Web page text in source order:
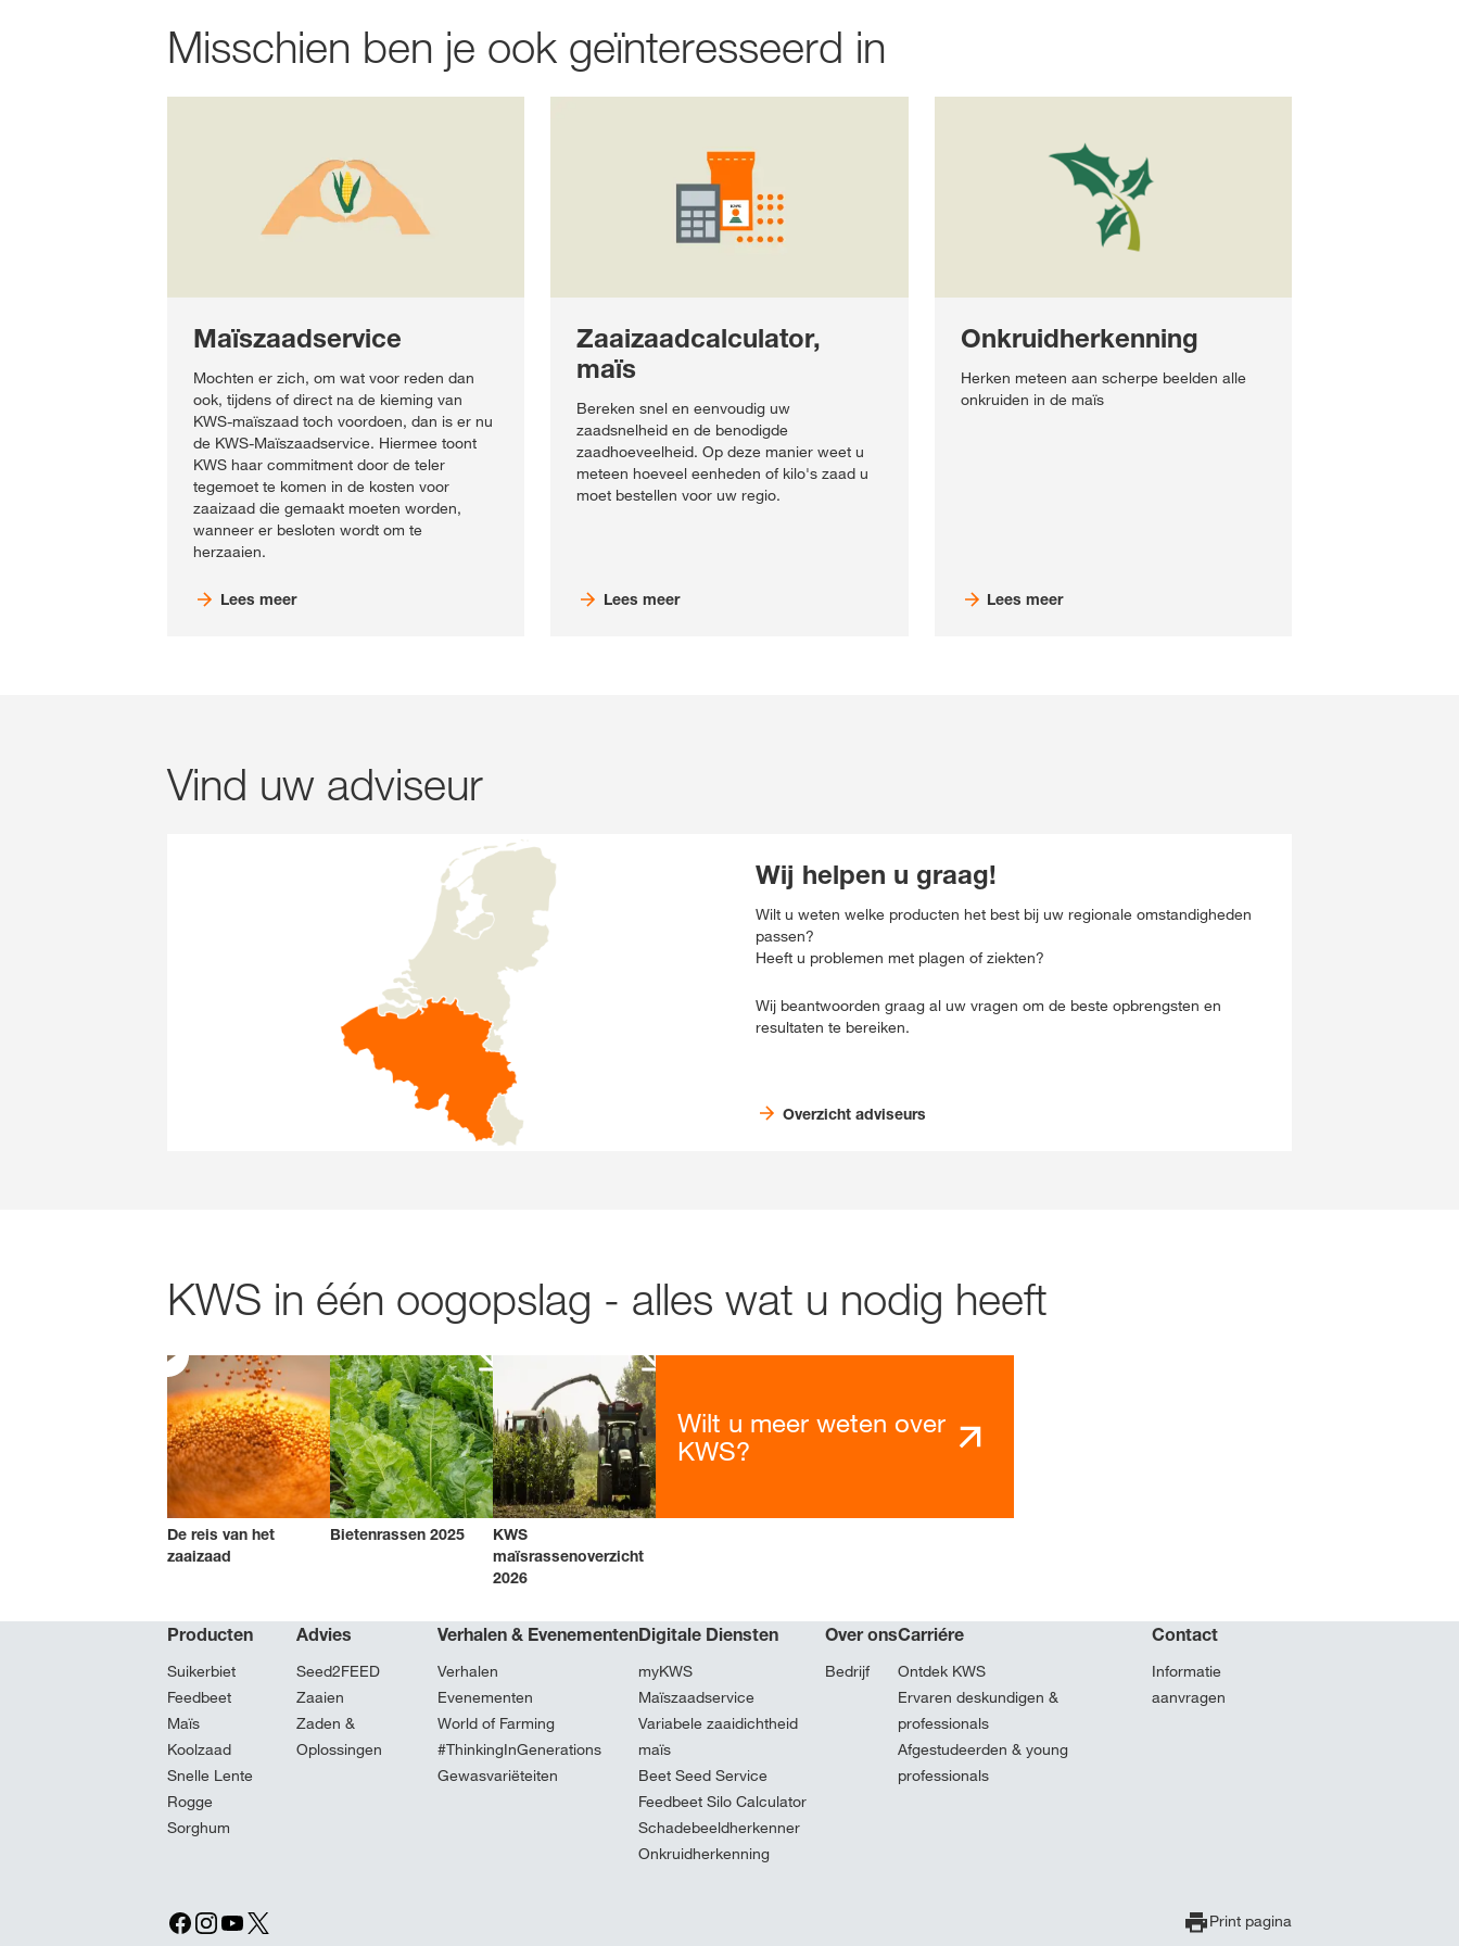
Misschien ben je ook geïnteresseerd in
Maïszaadservice
Mochten er zich, om wat voor reden dan
ook, tijdens of direct na de kieming van
KWS-maïszaad toch voordoen, dan is er nu
de KWS-Maïszaadservice. Hiermee toont
KWS haar commitment door de teler
tegemoet te komen in de kosten voor
zaaizaad die gemaakt moeten worden,
wanneer er besloten wordt om te
herzaaien.
Lees meer
Zaaizaadcalculator,
maïs
Bereken snel en eenvoudig uw
zaadsnelheid en de benodigde
zaadhoeveelheid. Op deze manier weet u
meteen hoeveel eenheden of kilo's zaad u
moet bestellen voor uw regio.
Lees meer
Onkruidherkenning
Herken meteen aan scherpe beelden alle
onkruiden in de maïs
Lees meer
Vind uw adviseur
Wij helpen u graag!
Wilt u weten welke producten het best bij uw regionale omstandigheden
passen?
Heeft u problemen met plagen of ziekten?
Wij beantwoorden graag al uw vragen om de beste opbrengsten en
resultaten te bereiken.
Overzicht adviseurs
KWS in één oogopslag - alles wat u nodig heeft
De reis van het
zaaizaad
Bietenrassen 2025
KWS
maïsrassenoverzicht
2026
Wilt u meer weten over
KWS?
Producten
Suikerbiet
Feedbeet
Maïs
Koolzaad
Snelle Lente
Rogge
Sorghum
Advies
Seed2FEED
Zaaien
Zaden &
Oplossingen
Verhalen & Evenementen
Verhalen
Evenementen
World of Farming
#ThinkingInGenerations
Gewasvariëteiten
Digitale Diensten
myKWS
Maïszaadservice
Variabele zaaidichtheid
maïs
Beet Seed Service
Feedbeet Silo Calculator
Schadebeeldherkenner
Onkruidherkenning
Over ons
Bedrijf
Carriére
Ontdek KWS
Ervaren deskundigen &
professionals
Afgestudeerden & young
professionals
Contact
Informatie
aanvragen
Print pagina